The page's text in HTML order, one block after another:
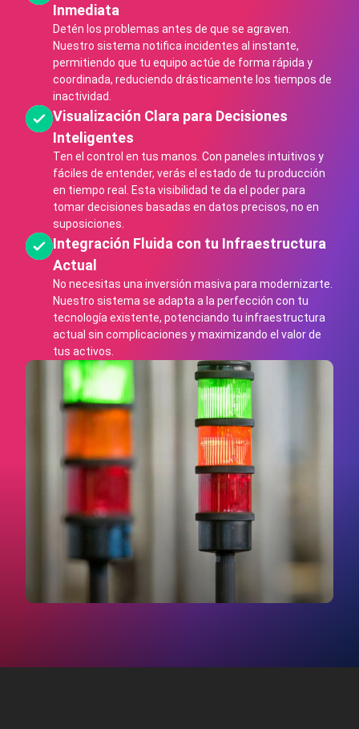
Inmediata
Detén los problemas antes de que se agraven.
Nuestro sistema notifica incidentes al instante,
permitiendo que tu equipo actúe de forma rápida y
coordinada, reduciendo drásticamente los tiempos de
inactividad.
Visualización Clara para Decisiones
Inteligentes
Ten el control en tus manos. Con paneles intuitivos y
fáciles de entender, verás el estado de tu producción
en tiempo real. Esta visibilidad te da el poder para
tomar decisiones basadas en datos precisos, no en
suposiciones.
Integración Fluida con tu Infraestructura
Actual
No necesitas una inversión masiva para modernizarte.
Nuestro sistema se adapta a la perfección con tu
tecnología existente, potenciando tu infraestructura
actual sin complicaciones y maximizando el valor de
tus activos.